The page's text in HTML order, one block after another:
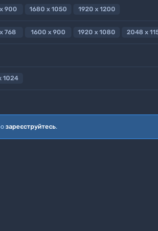
900 1680 x 1050 1920 x 1200
768 1600 x 900 1920 x 1080 2048 x
1024
зареєструйтесь.